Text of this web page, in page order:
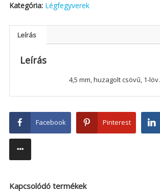
Kategória: Légfegyverek
Leírás
Leírás
4,5 mm, huzagolt csövű, 1-löv.
Facebook Pinterest
Kapcsolódó termékek